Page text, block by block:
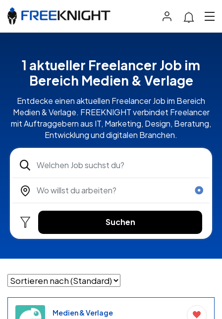
1 aktueller Freelancer Job im
Bereich Medien & Verlage
Entdecke einen aktuellen Freelancer Job im Bereich
Medien & Verlage. FREEKNIGHT verbindet Freelancer
mit Auftraggebern aus IT, Marketing, Design, Beratung,
Entwicklung und digitalen Branchen.
Suchen
Medien & Verlage